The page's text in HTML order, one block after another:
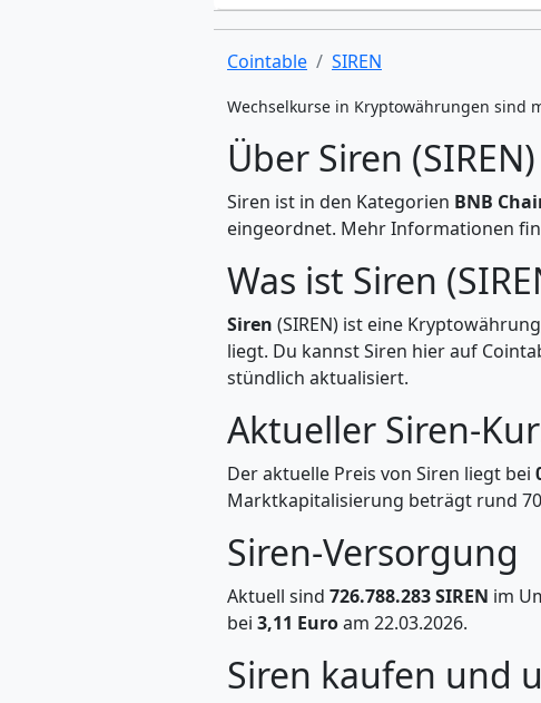
Cointable SIREN
Wechselkurse in Kryptowährungen sind
Über Siren (SIREN)
Siren ist in den Kategorien BNB
eingeordnet. Mehr Informationen
Was ist Siren
Siren (SIREN) ist eine
liegt. Du kannst Siren hier auf
stündlich aktualisiert.
Aktueller Siren-
Der aktuelle Preis von Siren liegt bei
Marktkapitalisierung beträgt rund
Siren-Versorgung
Aktuell sind 726.788.283 SIREN im
bei 3,11 Euroam 22.03.2026.
Siren kaufen und